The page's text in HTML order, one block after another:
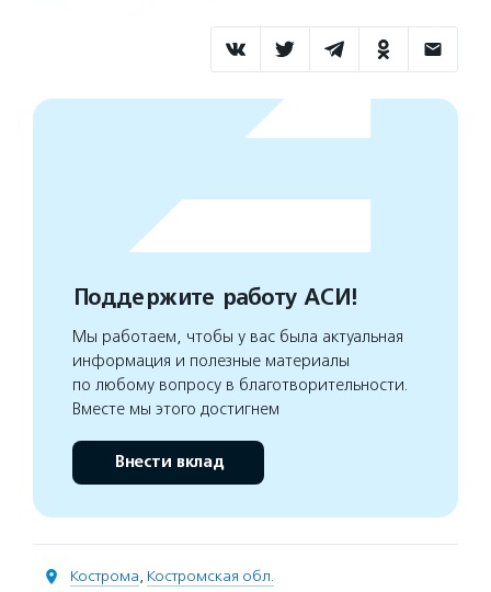
Поддержите работу АСИ!
Мы работаем, чтобы у вас была актуальная
информация и полезные материалы
по любому вопросу в благотворительности.
Вместе мы этого достигнем
Внести вклад
Кострома, Костромская обл.